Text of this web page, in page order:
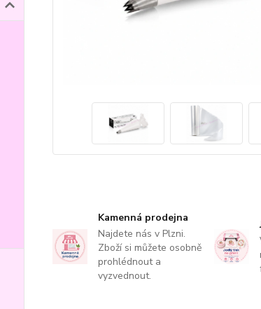
Kamenná prodejna
Najdete nás v Plzni.
Zboží si můžete osobně
prohlédnout a
vyzvednout.